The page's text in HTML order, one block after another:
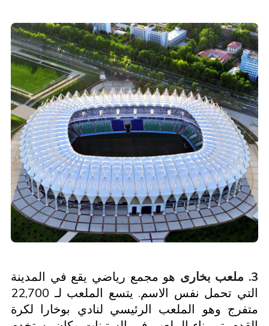
3. ملعب بخارى
هو مجمع رياضي يقع في المدينة
التي تحمل نفس الاسم. يتسع الملعب لـ 22,700
متفرج وهو الملعب الرئيسي لنادي بوخارا لكرة